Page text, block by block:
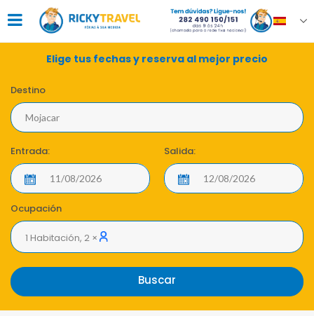
Elige tus fechas y reserva al mejor precio
Destino
Entrada: Salida:
Ocupación
1 Habitación, 2 ×
Buscar